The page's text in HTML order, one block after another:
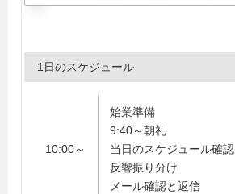
1日のスケジュール
10:00～
始業準備
9:40～朝礼
当日のスケジュール確認
反響振り分け
メール確認と返信